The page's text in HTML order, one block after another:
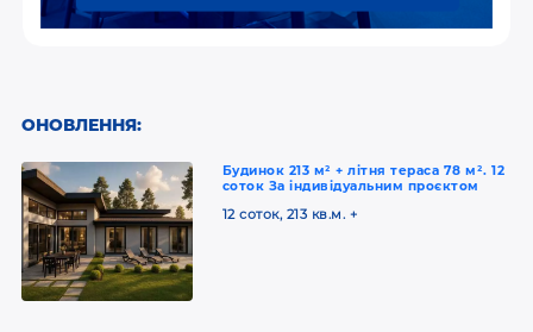
ОНОВЛЕННЯ:
Будинок 213 м² + літня тераса 78 м². 12
соток За індивідуальним проєктом
12 соток, 213 кв.м. +